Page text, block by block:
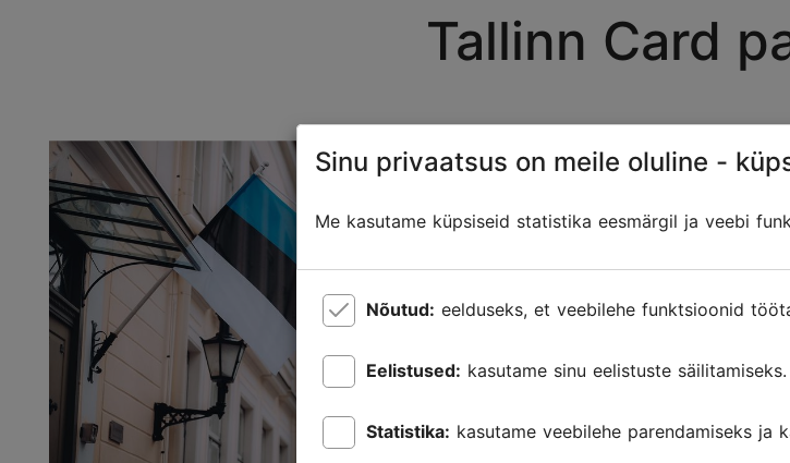
Tallinn Card
Sinu privaatsus on meile oluline -
Me kasutame küpsiseid statistika eesmärgil ja veebi
Nõutud: eelduseks, et veebilehe funktsioonid
Eelistused: kasutame sinu eelistuste säilitamiseks.
Statistika: kasutame veebilehe parendamiseks ja